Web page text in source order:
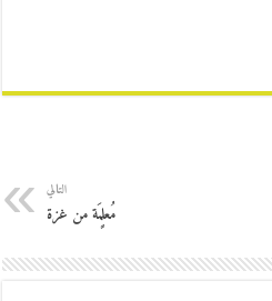
التالي
مُعلٍمَة من غزة